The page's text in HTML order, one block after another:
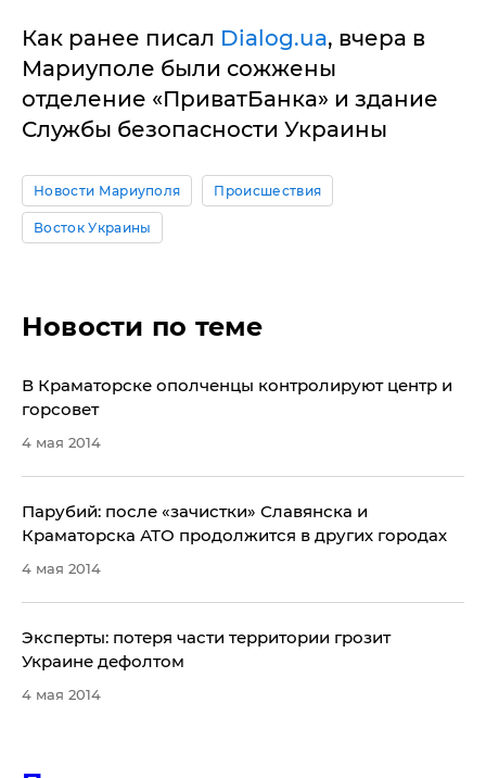
Как ранее писал Dialog.ua, вчера в
Мариуполе были сожжены
отделение «ПриватБанка» и здание
Службы безопасности Украины
Новости Мариуполя Происшествия
Восток Украины
Новости по теме
В Краматорске ополченцы контролируют центр и
горсовет
4 мая 2014
​Парубий: после «зачистки» Славянска и
Краматорска АТО продолжится в других городах
4 мая 2014
​Эксперты: потеря части территории грозит
Украине дефолтом
4 мая 2014